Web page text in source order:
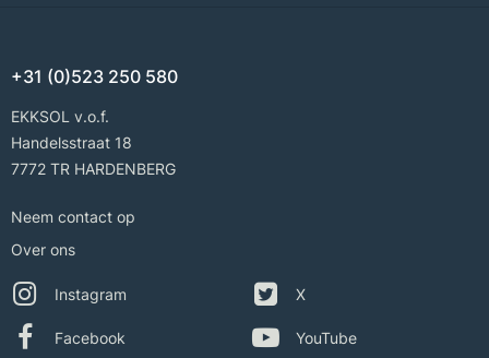
+31 (0)523 250 580
EKKSOL v.o.f.
Handelsstraat 18
7772 TR HARDENBERG
Neem contact op
Over ons
Instagram
Facebook
X
YouTube